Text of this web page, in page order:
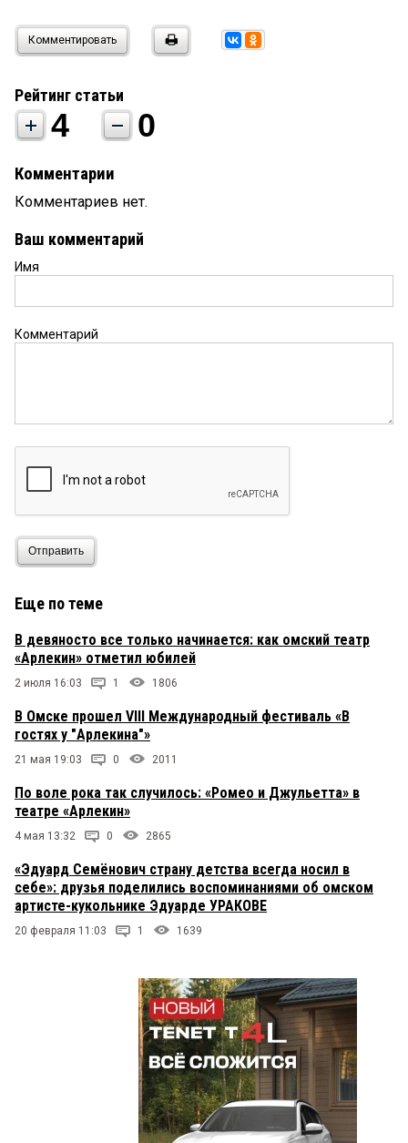
Комментировать
Рейтинг статьи
4 0
Комментарии
Комментариев нет.
Ваш комментарий
Имя
Комментарий
Отправить
Еще по теме
В девяносто все только начинается: как омский театр
«Арлекин» отметил юбилей
2 июля 16:03 1 1806
В Омске прошел VIII Международный фестиваль «В
гостях у "Арлекина"»
21 мая 19:03 0 2011
По воле рока так случилось: «Ромео и Джульетта» в
театре «Арлекин»
4 мая 13:32 0 2865
«Эдуард Семёнович страну детства всегда носил в
себе»: друзья поделились воспоминаниями об омском
артисте-кукольнике Эдуарде УРАКОВЕ
20 февраля 11:03 1 1639